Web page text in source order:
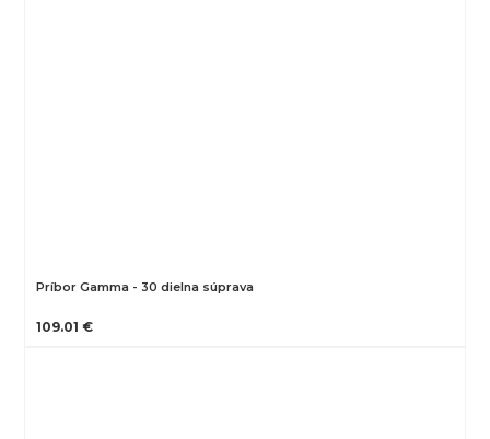
Príbor Gamma - 30 dielna súprava
109.01 €